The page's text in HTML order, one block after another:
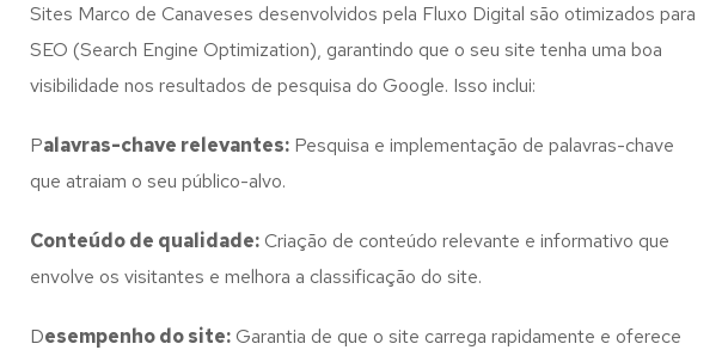
Sites Marco de Canaveses desenvolvidos pela Fluxo Digital são otimizados para
SEO (Search Engine Optimization), garantindo que o seu site tenha uma boa
visibilidade nos resultados de pesquisa do Google. Isso inclui:
Palavras-chave relevantes: Pesquisa e implementação de palavras-chave
que atraiam o seu público-alvo.
Conteúdo de qualidade:Criação de conteúdo relevante e informativo que
envolve os visitantes e melhora a classificação do site.
Desempenho do site:Garantia de que o site carrega rapidamente e oferece